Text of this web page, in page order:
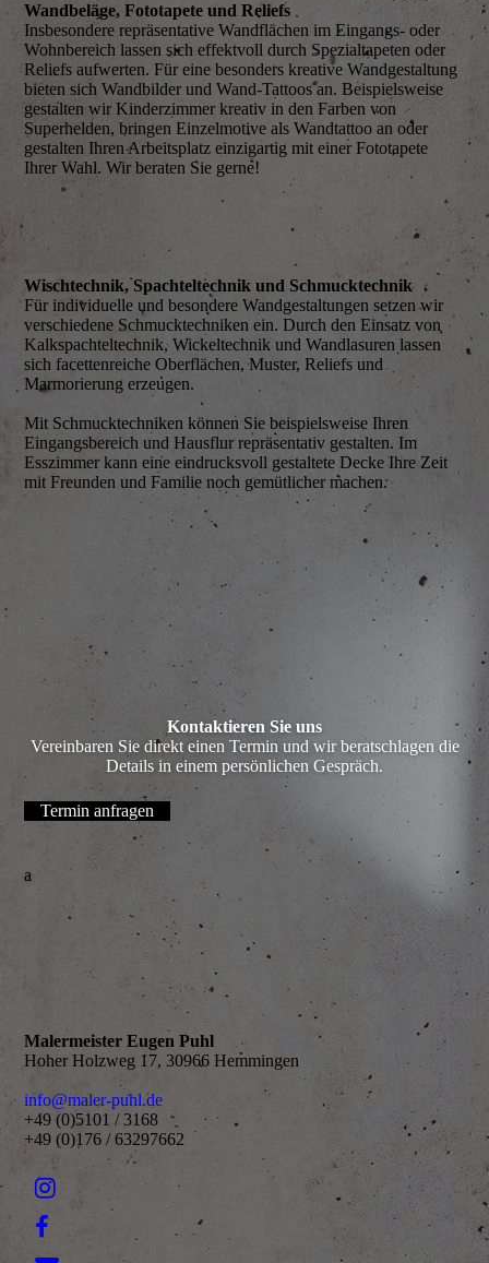
Wandbeläge, Fototapete und Reliefs
Insbesondere repräsentative Wandflächen im Eingangs- oder
Wohnbereich lassen sich effektvoll durch Spezialtapeten oder
Reliefs aufwerten. Für eine besonders kreative Wandgestaltung
bieten sich Wandbilder und Wand-Tattoos an. Beispielsweise
gestalten wir Kinderzimmer kreativ in den Farben von
Superhelden, bringen Einzelmotive als Wandtattoo an oder
gestalten Ihren Arbeitsplatz einzigartig mit einer Fototapete
Ihrer Wahl. Wir beraten Sie gerne!
Wisch­technik, Spachtel­technik und Schmuck­technik
Für individuelle und besondere Wandgestaltungen setzen wir
verschiedene Schmucktechniken ein. Durch den Einsatz von
Kalkspachteltechnik, Wickeltechnik und Wandlasuren lassen
sich facettenreiche Oberflächen, Muster, Reliefs und
Marmorierung erzeugen.
Mit Schmucktechniken können Sie beispielsweise Ihren
Eingangsbereich und Hausflur repräsentativ gestalten. Im
Esszimmer kann eine eindrucksvoll gestaltete Decke Ihre Zeit
mit Freunden und Familie noch gemütlicher machen.
Kontaktieren Sie uns
Vereinbaren Sie direkt einen Termin und wir beratschlagen die
Details in einem persönlichen Gespräch.
Termin anfragen
a
Malermeister Eugen Puhl
Hoher Holzweg 17, 30966 Hemmingen
info@maler-puhl.de
+49 (0)5101 / 3168
+49 (0)176 / 63297662